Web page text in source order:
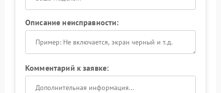
Описание неисправности:
Комментарий к заявке: